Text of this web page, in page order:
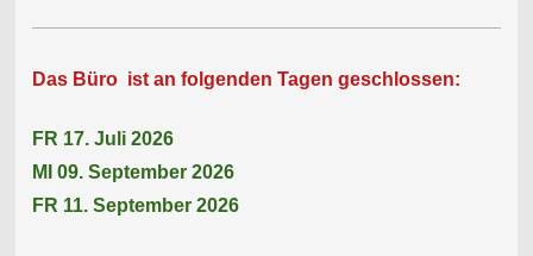
Das Büro ist an folgenden Tagen geschlossen:
FR 17. Juli 2026
MI 09. September 2026
FR 11. September 2026